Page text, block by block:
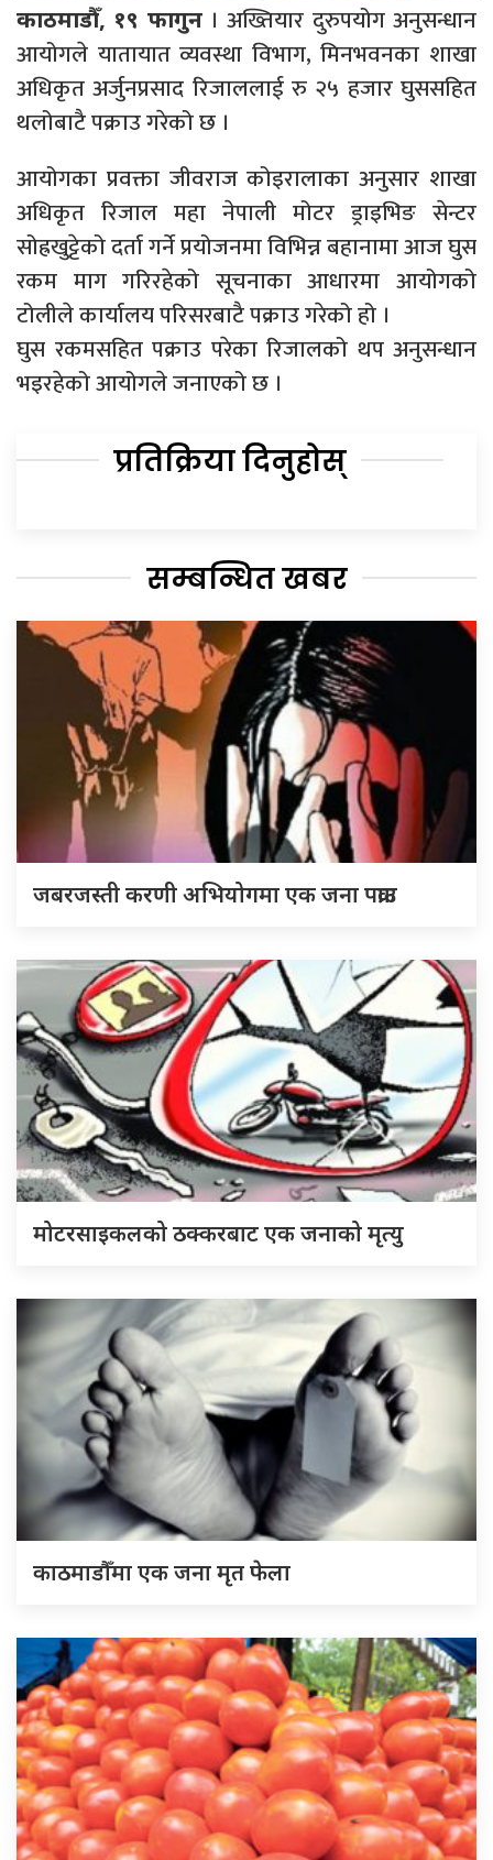
काठमाडौँ, १९ फागुन। अख्तियार दुरुपयोग अनुसन्धान
आयोगले यातायात व्यवस्था विभाग, मिनभवनका शाखा
अधिकृत अर्जुनप्रसाद रिजाललाई रु २५ हजार घुससहित
थलोबाटै पक्राउ गरेको छ ।
आयोगका प्रवक्ता जीवराज कोइरालाका अनुसार शाखा
अधिकृत रिजाल महा नेपाली मोटर ड्राइभिङ सेन्टर
सोह्रखुट्टेको दर्ता गर्ने प्रयोजनमा विभिन्न बहानामा आज घुस
रकम माग गरिरहेको सूचनाका आधारमा आयोगको
टोलीले कार्यालय परिसरबाटै पक्राउ गरेको हो ।
घुस रकमसहित पक्राउ परेका रिजालको थप अनुसन्धान
भइरहेको आयोगले जनाएको छ ।
प्रतिक्रिया दिनुहोस्
सम्बन्धित खबर
जबरजस्ती करणी अभियोगमा एक जना पक्राउ
मोटरसाइकलको ठक्करबाट एक जनाको मृत्यु
काठमाडौँमा एक जना मृत फेला